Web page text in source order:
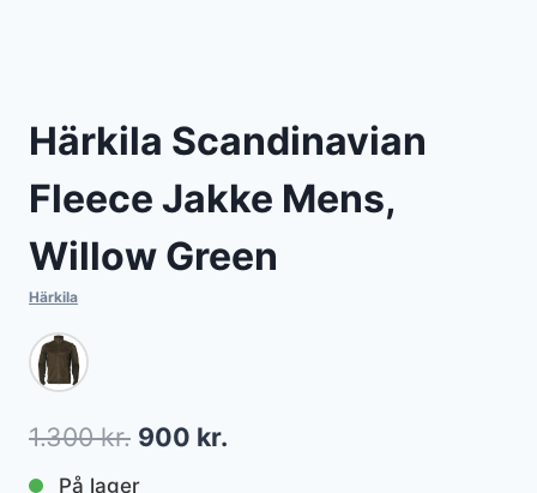
Härkila Scandinavian
Fleece Jakke Mens,
Willow Green
Härkila
1.300kr. Den
oprindelige
900 kr.
På lager